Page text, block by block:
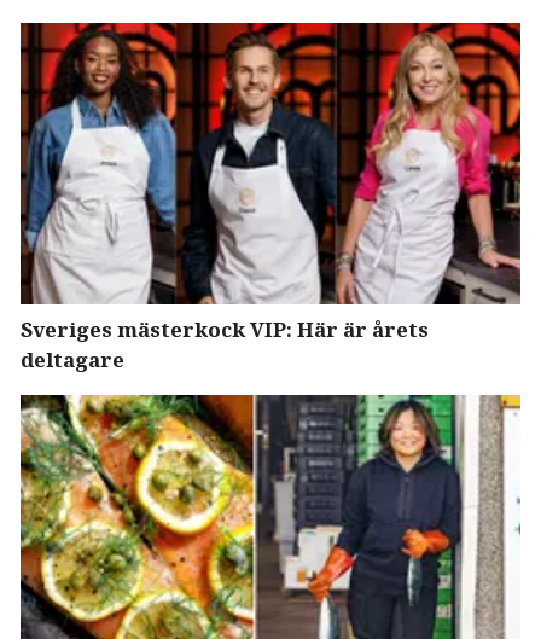
Sveriges mästerkock VIP: Här är årets
deltagare